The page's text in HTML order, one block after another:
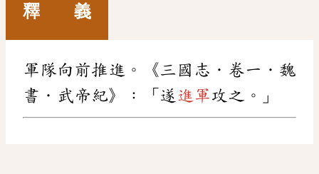
釋 義
軍隊向前推進。《三國志．卷一．魏
書．武帝紀》：「遂 進軍攻之。」